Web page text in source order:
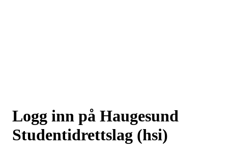
Logg inn på Haugesund
Studentidrettslag (hsi)